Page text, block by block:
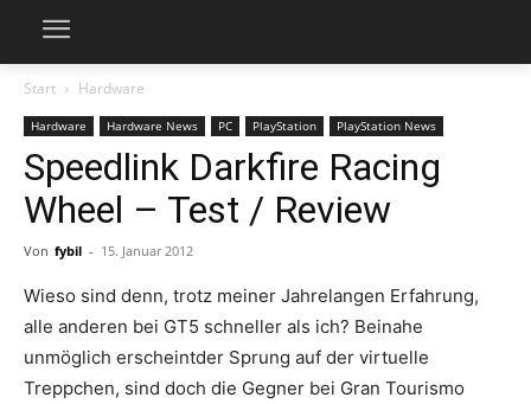
Start Hardware
Hardware Hardware News PC PlayStation PlayStation News
Speedlink Darkfire Racing
Wheel – Test / Review
Von fybil - 15. Januar 2012
Wieso sind denn, trotz meiner Jahrelangen Erfahrung,
alle anderen bei GT5 schneller als ich? Beinahe
unmöglich erscheintder Sprung auf der virtuelle
Treppchen, sind doch die Gegner bei Gran Tourismo